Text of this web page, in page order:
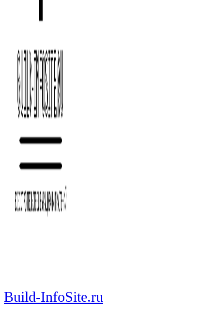
Build-InfoSite.ru